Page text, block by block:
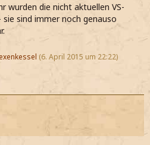
wurden die nicht aktuellen VS-
sind immer noch genauso
(6. April 2015 um 22:22)